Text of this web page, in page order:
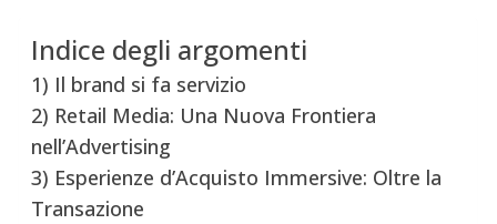
Indice degli argomenti
1) Il brand si fa servizio
2) Retail Media: Una Nuova Frontiera
nell’Advertising
3) Esperienze d’Acquisto Immersive: Oltre la
Transazione